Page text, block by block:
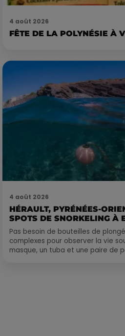
4 août 2026
FÊTE DE LA POLYNÉSIE À
4 août 2026
HÉRAULT, PYRÉNÉES-
SPOTS DE SNORKELING À
Pas besoin de bouteilles de
complexes pour observer la vie
masque, un tuba et une paire de